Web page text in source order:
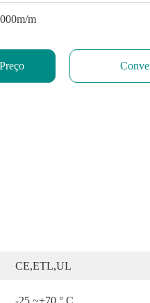
m
CE,ETL,UL
-25 ~+70 ° C.